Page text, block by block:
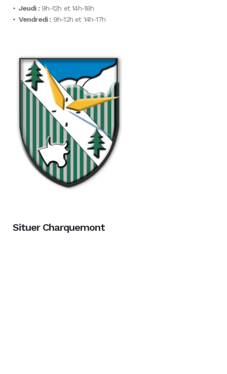
• Jeudi :9h-12h et 14h-18h
• Vendredi :9h-12h et 14h-17h
Situer Charquemont